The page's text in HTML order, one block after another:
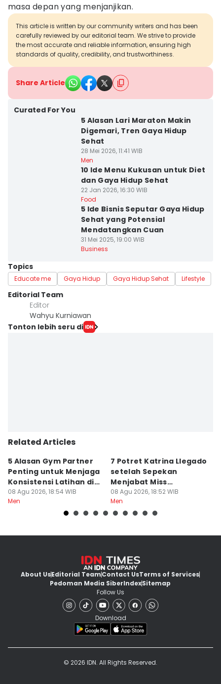
masa depan yang menjanjikan.
This article is written by our community writers and has been
carefully reviewed by our editorial team. We strive to provide
the most accurate and reliable information, ensuring high
standards of quality, credibility, and trustworthiness.
Share Article
Curated For You
5 Alasan Lari Maraton Makin
Digemari, Tren Gaya Hidup
Sehat
28 Mei 2026, 11:41 WIB
Men
10 Ide Menu Kukusan untuk Diet
dan Gaya Hidup Sehat
22 Jan 2026, 16:30 WIB
Food
5 Ide Bisnis Seputar Gaya Hidup
Sehat yang Potensial
Mendatangkan Cuan
31 Mei 2025, 19:00 WIB
Business
Topics
Educate me Gaya Hidup Gaya Hidup Sehat Lifestyle
Editorial Team
Editor
Wahyu Kurniawan
Tonton lebih seru di
Related Articles
5 Alasan Gym Partner
Penting untuk Menjaga
Konsistensi Latihan di
Gym
08 Agu 2026, 18:54 WIB
Men
7 Potret Katrina Llegado
setelah Sepekan
Menjabat Miss
Supranational 2026
08 Agu 2026, 18:52 WIB
Men
About UsEditorial TeamContact UsTerms of Services
Pedoman Media SiberIndexSitemap
Follow Us
Download
© 2026 IDN. All Rights Reserved.